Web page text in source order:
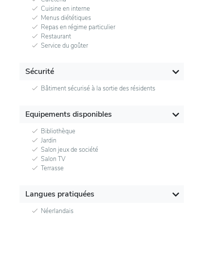
Cuisine en interne
Menus diététiques
Repas en régime particulier
Restaurant
Service du goûter
Sécurité
Bâtiment sécurisé à la sortie des résidents
Equipements disponibles
Bibliothèque
Jardin
Salon jeux de société
Salon TV
Terrasse
Langues pratiquées
Néerlandais